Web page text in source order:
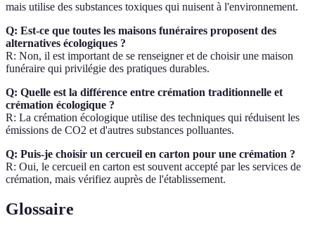
mais utilise des substances toxiques qui nuisent à l'environnement.
Q: Est-ce que toutes les maisons funéraires proposent des
alternatives écologiques ?
R: Non, il est important de se renseigner et de choisir une maison
funéraire qui privilégie des pratiques durables.
Q: Quelle est la différence entre crémation traditionnelle et
crémation écologique ?
R: La crémation écologique utilise des techniques qui réduisent les
émissions de CO2 et d'autres substances polluantes.
Q: Puis-je choisir un cercueil en carton pour une crémation ?
R: Oui, le cercueil en carton est souvent accepté par les services de
crémation, mais vérifiez auprès de l'établissement.
Glossaire